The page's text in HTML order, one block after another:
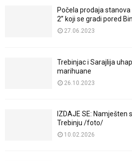
Počela prodaja stanova
2” koji se gradi pored
27.06.2023
Trebinjac i Sarajlija
marihuane
26.10.2023
IZDAJE SE: Namješten
Trebinju /foto/
10.02.2026